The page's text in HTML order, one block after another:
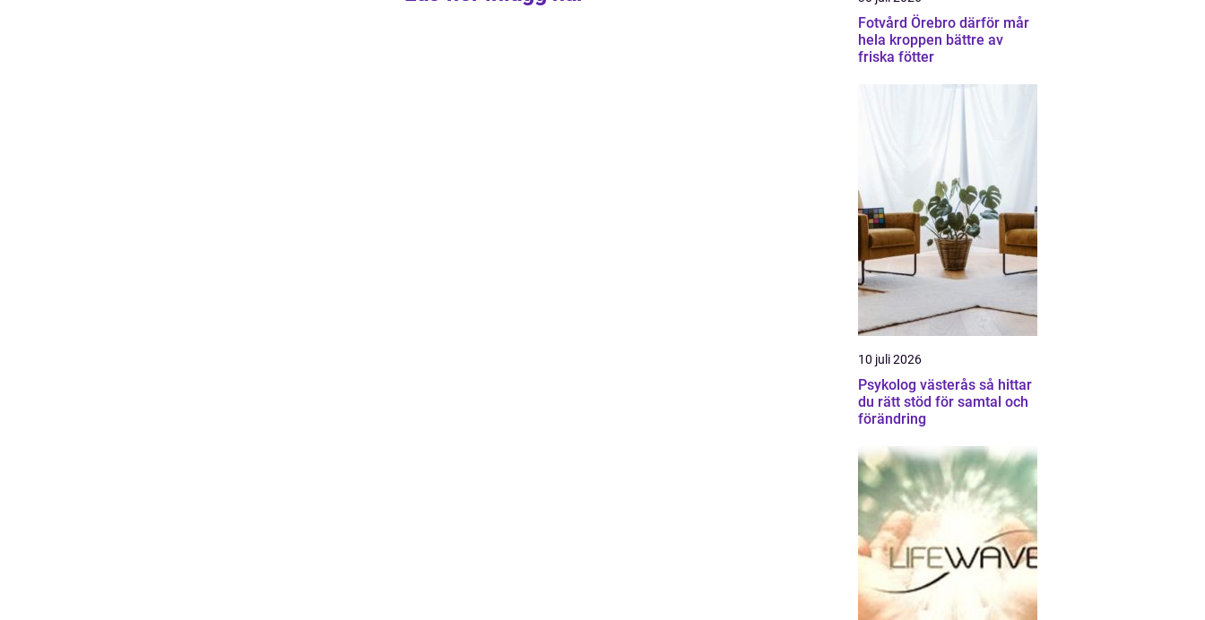
Fotvård Örebro därför mår
hela kroppen bättre av
friska fötter
10 juli 2026
Psykolog västerås så hittar
du rätt stöd för samtal och
förändring